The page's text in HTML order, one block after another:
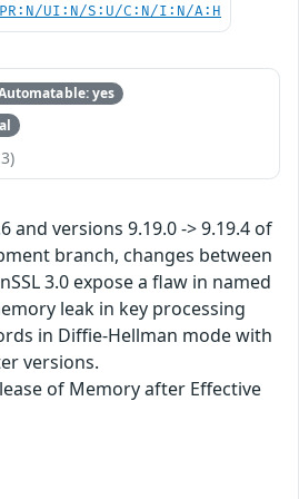
UI:N/S:U/C:N/I:N/A:H
yes
and versions 9.19.0 -> 9.19.4 of
branch, changes between
3.0 expose a flaw in named
leak in key processing
in Diffie-Hellman mode with
versions.
of Memory after Effective